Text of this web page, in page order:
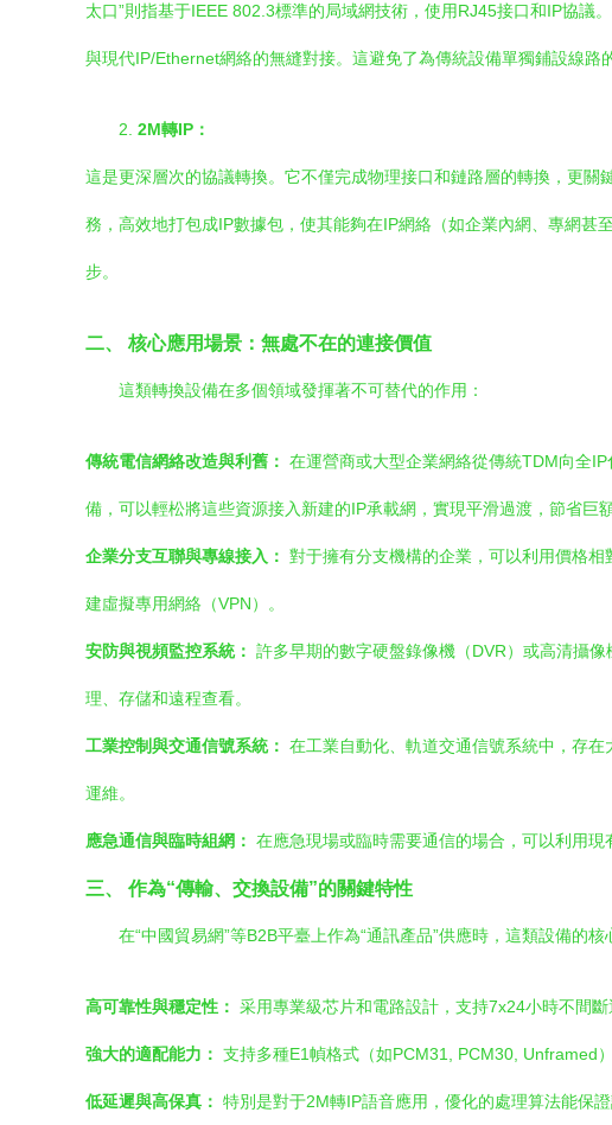
太口”則指基于IEEE 802.3標準的局域網技術，使用RJ45接口和IP協議
與現代IP/Ethernet網絡的無縫對接。這避免了為傳統設備單獨鋪設線路
2. 2M轉IP：
這是更深層次的協議轉換。它不僅完成物理接口和鏈路層的轉換，更
務，高效地打包成IP數據包，使其能夠在IP網絡（如企業內網、專網
步。
二、 核心應用場景：無處不在的連接價值
這類轉換設備在多個領域發揮著不可替代的作用：
傳統電信網絡改造與利舊： 在運營商或大型企業網絡從傳統TDM向全
備，可以輕松將這些資源接入新建的IP承載網，實現平滑過渡，節省巨
企業分支互聯與專線接入： 對于擁有分支機構的企業，可以利用價格
建虛擬專用網絡（VPN）。
安防與視頻監控系統： 許多早期的數字硬盤錄像機（DVR）或高清攝
理、存儲和遠程查看。
工業控制與交通信號系統： 在工業自動化、軌道交通信號系統中，存
運維。
應急通信與臨時組網： 在應急現場或臨時需要通信的場合，可以利用
三、 作為“傳輸、交換設備”的關鍵特性
在“中國貿易網”等B2B平臺上作為“通訊產品”供應時，這類設備的核
高可靠性與穩定性： 采用專業級芯片和電路設計，支持7x24小時不間
強大的適配能力： 支持多種E1幀格式（如PCM31, PCM30, Unframed
低延遲與高保真： 特別是對于2M轉IP語音應用，優化的處理算法能保